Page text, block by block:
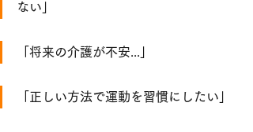
ない」
「将来の介護が不安...」
「正しい方法で運動を習慣にしたい」